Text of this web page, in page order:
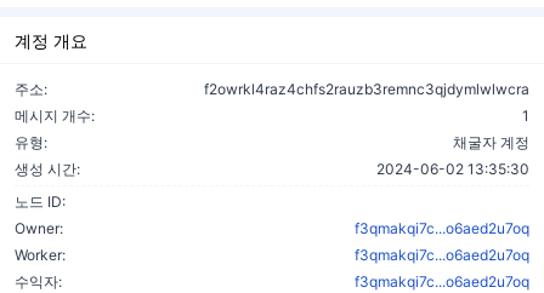
계정 개요
주소:
f2owrkl4raz4chfs2rauzb3remnc3qjdymlwlwcra
메시지 개수:
1
유형:
채굴자 계정
생성 시간:
2024-06-02 13:35:30
노드 ID:
Owner:
f3qmakqi7c...o6aed2u7oq
Worker:
f3qmakqi7c...o6aed2u7oq
수익자:
f3qmakqi7c...o6aed2u7oq